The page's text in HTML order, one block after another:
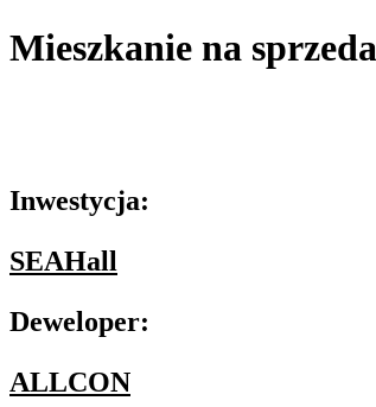
Mieszkanie na
Inwestycja:
SEAHall
Deweloper:
ALLCON